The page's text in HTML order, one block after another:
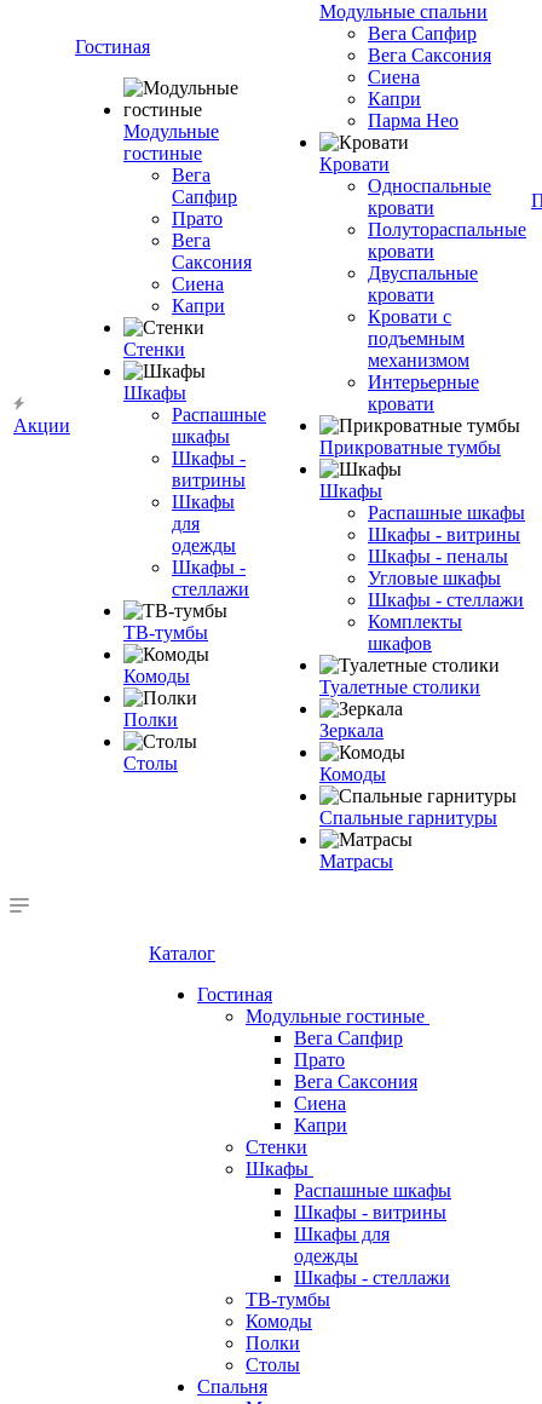
Акции
Гостиная
Модульные
гостиные
Вега
Сапфир
Прато
Вега
Саксония
Сиена
Капри
Стенки
Шкафы
Распашные
шкафы
Шкафы -
витрины
Шкафы
для
одежды
Шкафы -
стеллажи
ТВ-тумбы
Комоды
Полки
Столы
Модульные спальни
Вега Сапфир
Вега Саксония
Сиена
Капри
Парма Нео
Кровати
Односпальные
кровати
Полутораспальные
кровати
Двуспальные
кровати
Кровати с
подъемным
механизмом
Интерьерные
кровати
Прикроватные тумбы
Шкафы
Распашные шкафы
Шкафы - витрины
Шкафы - пеналы
Угловые шкафы
Шкафы - стеллажи
Комплекты
шкафов
Туалетные столики
Зеркала
Комоды
Спальные гарнитуры
Матрасы
Каталог
Гостиная
Модульные гостиные
Вега Сапфир
Прато
Вега Саксония
Сиена
Капри
Стенки
Шкафы
Распашные шкафы
Шкафы - витрины
Шкафы для
одежды
Шкафы - стеллажи
ТВ-тумбы
Комоды
Полки
Столы
Спальня